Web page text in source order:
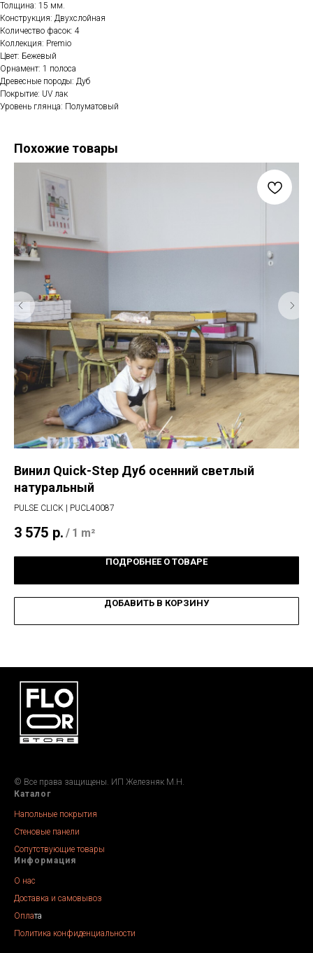
Толщина: 15 мм.
Конструкция: Двухслойная
Количество фасок: 4
Коллекция: Premio
Цвет: Бежевый
Орнамент: 1 полоса
Древесные породы: Дуб
Покрытие: UV лак
Уровень глянца: Полуматовый
Похожие товары
Винил Quick-Step Дуб осенний светлый
натуральный
PULSE CLICK | PUCL40087
3 575 р. / 1 m²
ПОДРОБНЕЕ О ТОВАРЕ
ДОБАВИТЬ В КОРЗИНУ
© Все права защищены. ИП Железняк М.Н.
Каталог
Напольные покрытия
Стеновые панели
Сопутствующие товары
Информация
О нас
Доставка и самовывоз
Оплата
Политика конфиденциальности